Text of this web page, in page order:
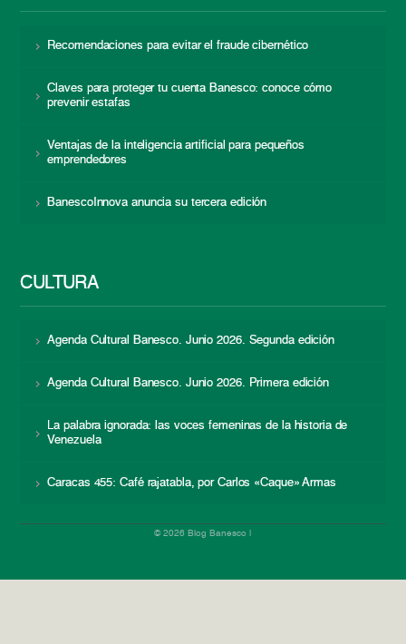
Recomendaciones para evitar el fraude cibernético
Claves para proteger tu cuenta Banesco: conoce cómo
prevenir estafas
Ventajas de la inteligencia artificial para pequeños
emprendedores
BanescoInnova anuncia su tercera edición
CULTURA
Agenda Cultural Banesco. Junio 2026. Segunda edición
Agenda Cultural Banesco. Junio 2026. Primera edición
La palabra ignorada: las voces femeninas de la historia de
Venezuela
Caracas 455: Café rajatabla, por Carlos «Caque» Armas
© 2026 Blog Banesco |